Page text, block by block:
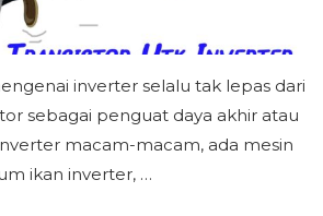
inverter selalu tak lepas dari
sebagai penguat daya akhir atau
macam-macam, ada mesin
ikan inverter, …